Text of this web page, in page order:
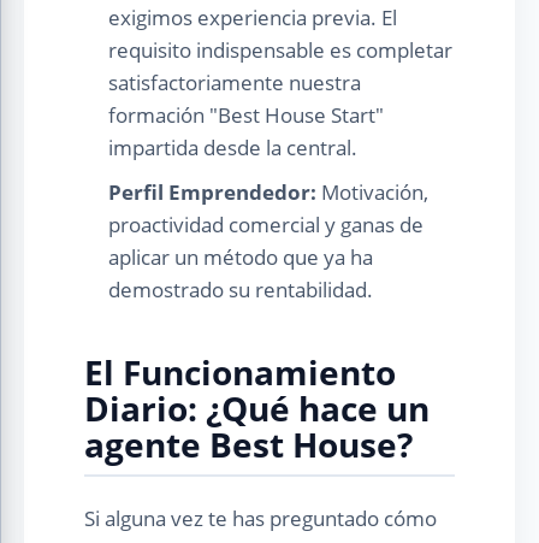
exigimos experiencia previa. El
requisito indispensable es completar
satisfactoriamente nuestra
formación "Best House Start"
impartida desde la central.
Perfil Emprendedor: Motivación,
proactividad comercial y ganas de
aplicar un método que ya ha
demostrado su rentabilidad.
El Funcionamiento
Diario: ¿Qué hace un
agente Best House?
Si alguna vez te has preguntado cómo